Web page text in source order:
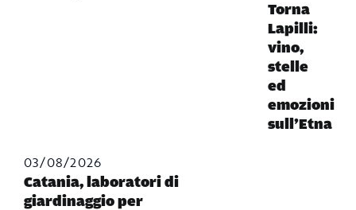
03/08/2026
Catania, laboratori di
giardinaggio per
Torna
Lapilli:
vino,
stelle
ed
emozioni
sull’Etna